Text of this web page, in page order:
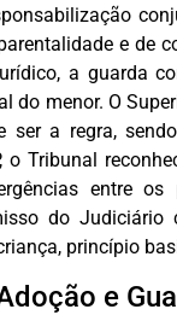
e de
a guarda
do menor. O
ser a regra,
o Tribunal
entre
do
princípio
e